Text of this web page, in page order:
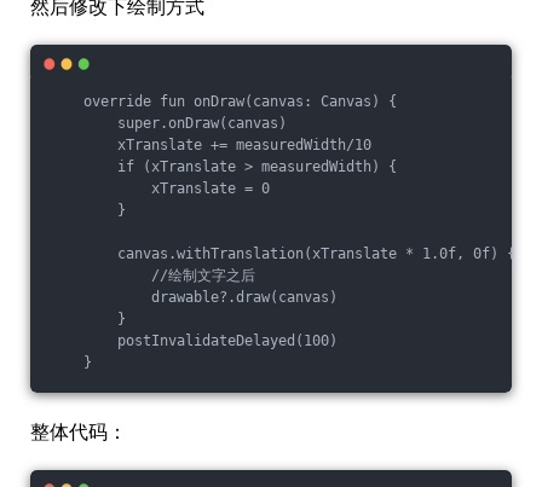
然后修改下绘制方式
    override fun onDraw(canvas: Canvas) {
        super.onDraw(canvas)
        xTranslate += measuredWidth/10
        if (xTranslate > measuredWidth) {
            xTranslate = 0
        }
        canvas.withTranslation(xTranslate * 1.0f, 0f) {
            //绘制文字之后
            drawable?.draw(canvas)
        }
        postInvalidateDelayed(100)
整体代码：